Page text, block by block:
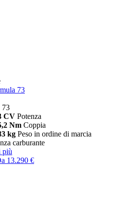
73
73
CV Potenza
Nm Coppia
kg Peso in ordine di marcia
carburante
più
13.290 €